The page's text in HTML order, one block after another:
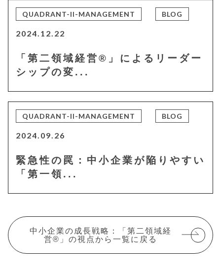
QUADRANT-II-MANAGEMENT BLOG
2024.12.22
「第二領域経営®」によるリーダー
シップの変...
QUADRANT-II-MANAGEMENT BLOG
2024.09.26
緊急性の罠：中小企業が陥りやすい
「第一領...
中小企業の成長戦略：「第二領域経
営®」の視点から一覧に戻る